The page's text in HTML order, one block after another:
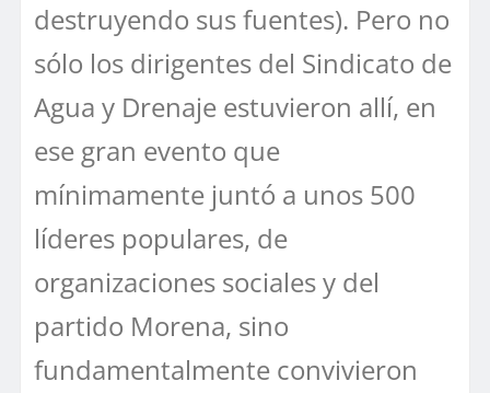
destruyendo sus fuentes). Pero no
sólo los dirigentes del Sindicato de
Agua y Drenaje estuvieron allí, en
ese gran evento que
mínimamente juntó a unos 500
líderes populares, de
organizaciones sociales y del
partido Morena, sino
fundamentalmente convivieron